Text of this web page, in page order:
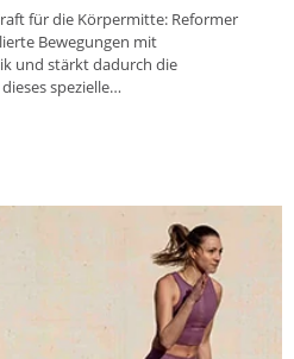
für die Körpermitte: Reformer
Bewegungen mit
und stärkt dadurch die
spezielle…